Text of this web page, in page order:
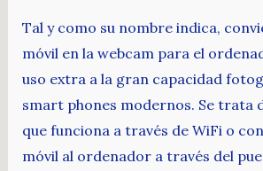
Tal y como su nombre indica,
móvil en la webcam para el
uso extra a la gran capacidad
smart phones modernos. Se trata
que funciona a través de WiFi o
móvil al ordenador a través del